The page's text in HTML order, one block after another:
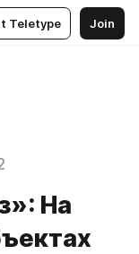
Teletype Join
На